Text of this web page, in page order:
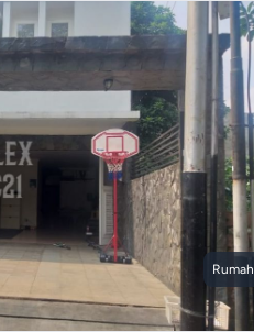
Rumah